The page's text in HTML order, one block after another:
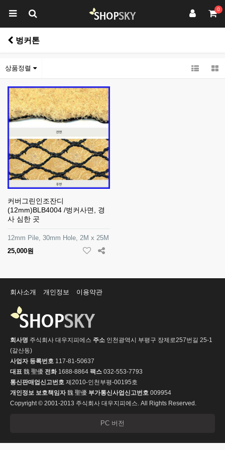
0
벙커톤
상품정렬
커버그린인조잔디
(12mm)BLB4004 /벙커사면, 경
사 심한 곳
12mm Pile, 30mm Hole, 2M x 25M
25,000원
회사소개 개인정보 이용약관
회사명 주식회사 대우지피에스 주소 인천광역시 부평구 장제로257번길 25-1
(갈산동)
사업자 등록번호 117-81-50637
대표 魏 聖優 전화1688-8864 팩스 032-553-7793
통신판매업신고번호 제2010-인천부평-00195호
개인정보 보호책임자魏 聖優 부가통신사업신고번호 009954
Copyright © 2001-2013 주식회사 대우지피에스. All Rights Reserved.
PC 버전